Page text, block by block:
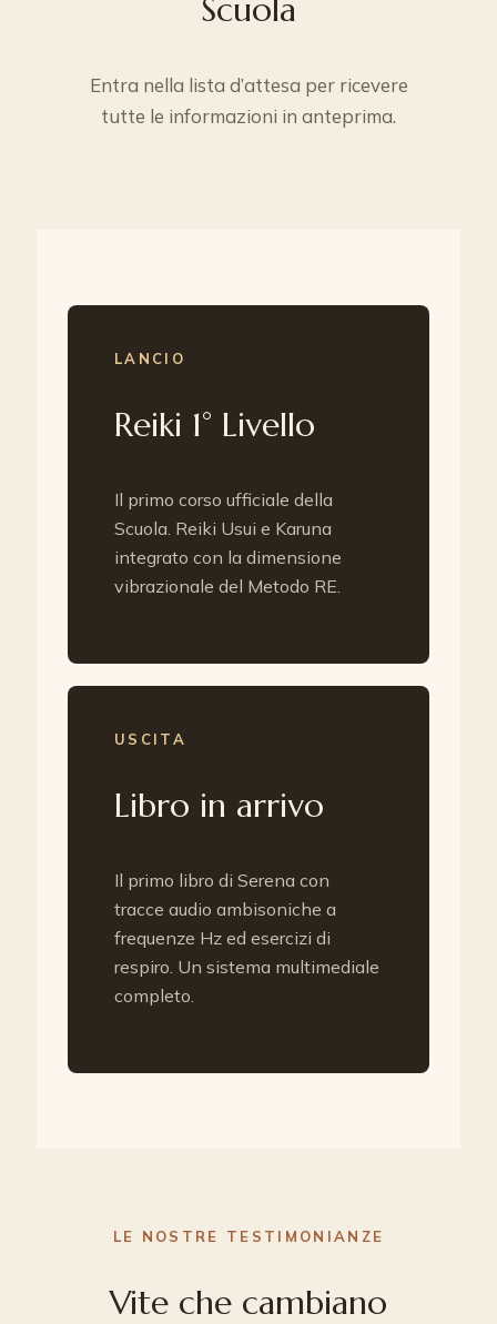
Scuola
Entra nella lista d’attesa per ricevere
tutte le informazioni in anteprima.
LANCIO
Reiki 1° Livello
Il primo corso ufficiale della
Scuola. Reiki Usui e Karuna
integrato con la dimensione
vibrazionale del Metodo RE.
USCITA
Libro in arrivo
Il primo libro di Serena con
tracce audio ambisoniche a
frequenze Hz ed esercizi di
respiro. Un sistema multimediale
completo.
LE NOSTRE TESTIMONIANZE
Vite che cambiano